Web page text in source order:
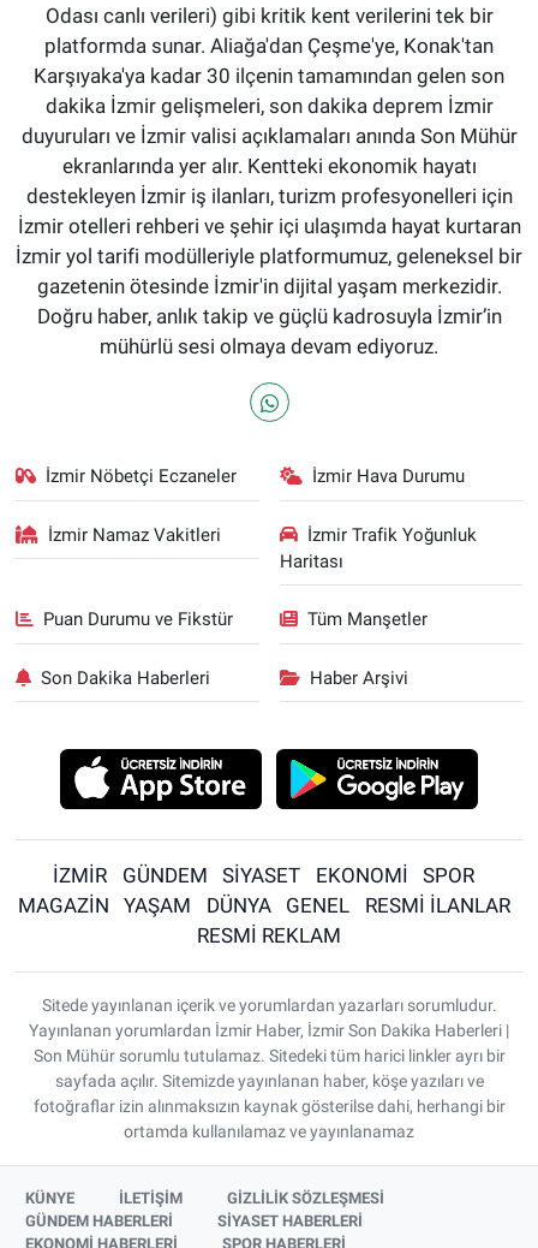
Odası canlı verileri) gibi kritik kent verilerini tek bir
platformda sunar. Aliağa'dan Çeşme'ye, Konak'tan
Karşıyaka'ya kadar 30 ilçenin tamamından gelen son
dakika İzmir gelişmeleri, son dakika deprem İzmir
duyuruları ve İzmir valisi açıklamaları anında Son Mühür
ekranlarında yer alır. Kentteki ekonomik hayatı
destekleyen İzmir iş ilanları, turizm profesyonelleri için
İzmir otelleri rehberi ve şehir içi ulaşımda hayat kurtaran
İzmir yol tarifi modülleriyle platformumuz, geleneksel bir
gazetenin ötesinde İzmir'in dijital yaşam merkezidir.
Doğru haber, anlık takip ve güçlü kadrosuyla İzmir’in
mühürlü sesi olmaya devam ediyoruz.
İzmir Nöbetçi Eczaneler İzmir Hava Durumu
İzmir Namaz Vakitleri
İzmir Trafik Yoğunluk
Haritası
Puan Durumu ve Fikstür Tüm Manşetler
Son Dakika Haberleri Haber Arşivi
İZMİR GÜNDEM SİYASET EKONOMİ
SPOR
MAGAZİN
YAŞAM DÜNYA GENEL
RESMİ İLANLAR
RESMİ REKLAM
Sitede yayınlanan içerik ve yorumlardan yazarları sorumludur.
Yayınlanan yorumlardan İzmir Haber, İzmir Son Dakika Haberleri |
Son Mühür sorumlu tutulamaz. Sitedeki tüm harici linkler ayrı bir
sayfada açılır. Sitemizde yayınlanan haber, köşe yazıları ve
fotoğraflar izin alınmaksızın kaynak gösterilse dahi, herhangi bir
ortamda kullanılamaz ve yayınlanamaz
KÜNYE İLETİŞİM
GİZLİLİK SÖZLEŞMESİ
GÜNDEM HABERLERİ
SİYASET HABERLERİ
EKONOMİ HABERLERİ
SPOR HABERLERİ